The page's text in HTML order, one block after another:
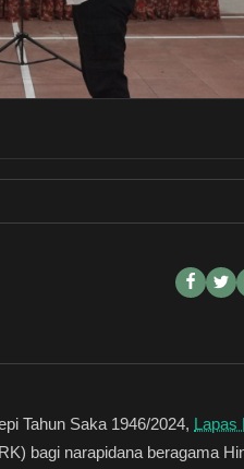
Tahun Saka 1946/2024, Lapas
bagi narapidana beragama